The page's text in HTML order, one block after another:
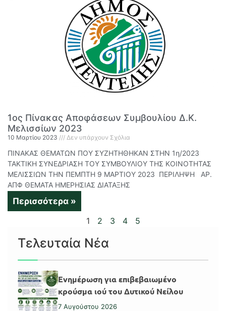
1ος Πίνακας Αποφάσεων Συμβουλίου Δ.Κ.
Μελισσίων 2023
10 Μαρτίου 2023 Δεν υπάρχουν Σχόλια
ΠΙΝΑΚΑΣ ΘΕΜΑΤΩΝ ΠΟΥ ΣΥΖΗΤΗΘΗΚΑΝ ΣΤΗΝ 1η/2023
ΤΑΚΤΙΚΗ ΣΥΝΕΔΡΙΑΣΗ ΤΟΥ ΣΥΜΒΟΥΛΙΟΥ ΤΗΣ ΚΟΙΝΟΤΗΤΑΣ
ΜΕΛΙΣΣΙΩΝ ΤΗΝ ΠΕΜΠΤΗ 9 ΜΑΡΤΙΟΥ 2023 ΠΕΡΙΛΗΨΗ ΑΡ.
ΑΠΦ ΘΕΜΑΤΑ ΗΜΕΡΗΣΙΑΣ ΔΙΑΤΑΞΗΣ
Περισσότερα »
1
2 3 4 5
Τελευταία Νέα
Ενημέρωση για επιβεβαιωμένο
κρούσμα ιού του Δυτικού Νείλου
7 Αυγούστου 2026